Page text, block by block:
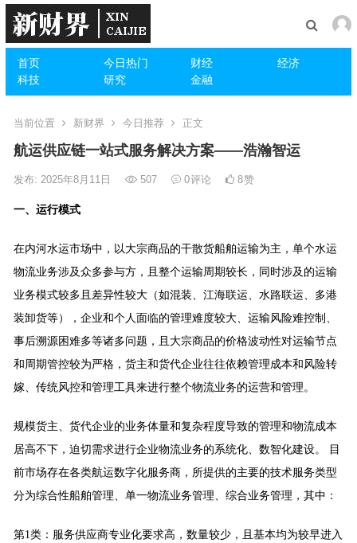
首页 今日热门 财经
经济
科技
研究 金融
当前位置 新财界 今日推荐 正文
航运供应链一站式服务解决方案——浩瀚智运
发布: 2025年8月11日 507 0评论 8赞
一、 运行模式
在内河水运市场中，以大宗商品的干散货船舶运输为主，单个水运
物流业务涉及众多参与方，且整个运输周期较长，同时涉及的运输
业务模式较多且差异性较大（如混装、江海联运、水路联运、多港
装卸货等），企业和个人面临的管理难度较大、运输风险难控制、
事后溯源困难多等诸多问题，且大宗商品的价格波动性对运输节点
和周期管控较为严格，货主和货代企业往往依赖管理成本和风险转
嫁、传统风控和管理工具来进行整个物流业务的运营和管理。
规模货主、货代企业的业务体量和复杂程度导致的管理和物流成本
居高不下，迫切需求进行企业物流业务的系统化、数智化建设。 目
前市场存在各类航运数字化服务商，所提供的主要的技术服务类型
分为综合性船舶管理、单一物流业务管理、综合业务管理，其中：
第1类：服务供应商专业化要求高，数量较少，且基本均为较早进入